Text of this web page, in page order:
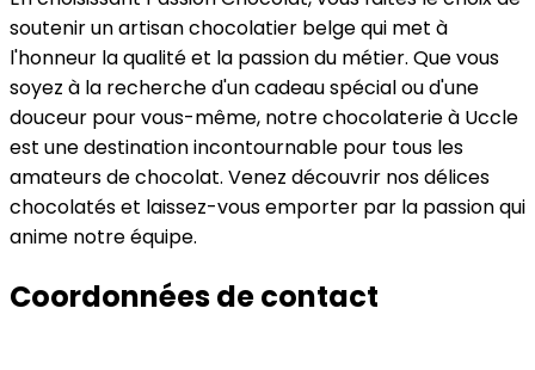
soutenir un artisan chocolatier belge qui met à
l'honneur la qualité et la passion du métier. Que vous
soyez à la recherche d'un cadeau spécial ou d'une
douceur pour vous-même, notre chocolaterie à Uccle
est une destination incontournable pour tous les
amateurs de chocolat. Venez découvrir nos délices
chocolatés et laissez-vous emporter par la passion qui
anime notre équipe.
Coordonnées de contact